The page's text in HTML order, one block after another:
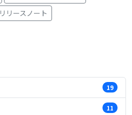
リリースノート
19
11